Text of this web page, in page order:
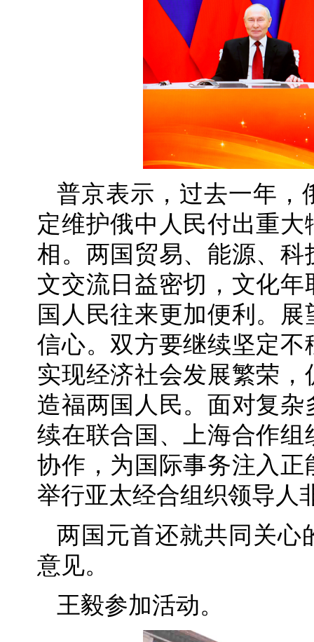
普京表示，过去一年，
定维护俄中人民付出重
相。两国贸易、能源、
文交流日益密切，文化
国人民往来更加便利。
信心。双方要继续坚定
实现经济社会发展繁荣
造福两国人民。面对复
续在联合国、上海合作
协作，为国际事务注入
举行亚太经合组织领导人
两国元首还就共同关心
意见。
王毅参加活动。